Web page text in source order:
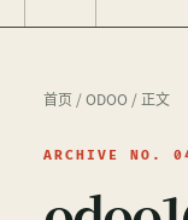
首页 /ODOO / 正文
ARCHIVE NO.